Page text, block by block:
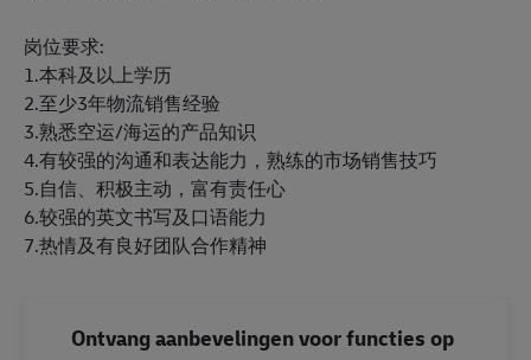
岗位要求:
1.本科及以上学历
2.至少3年物流销售经验
3.熟悉空运/海运的产品知识
4.有较强的沟通和表达能力，熟练的市场销售技巧
5.自信、积极主动，富有责任心
6.较强的英文书写及口语能力
7.热情及有良好团队合作精神
Ontvang aanbevelingen voor functies op